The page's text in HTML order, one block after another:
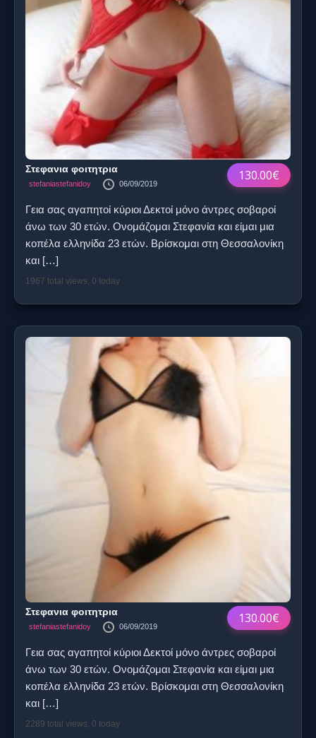
130.00€
Στεφανια φοιτητρια
stefaniastefanidoy 06/09/2019
Γεια σας αγαπητοί κύριοι Δεκτοί μόνο άντρες σοβαροί
άνω των 30 ετών. Ονομάζομαι Στεφανία και είμαι μια
κοπέλα ελληνίδα 23 ετών. Βρίσκομαι στη Θεσσαλονίκη
και […]
1967 total views, 0 today
130.00€
Στεφανια φοιτητρια
stefaniastefanidoy 06/09/2019
Γεια σας αγαπητοί κύριοι Δεκτοί μόνο άντρες σοβαροί
άνω των 30 ετών. Ονομάζομαι Στεφανία και είμαι μια
κοπέλα ελληνίδα 23 ετών. Βρίσκομαι στη Θεσσαλονίκη
και […]
2289 total views, 0 today